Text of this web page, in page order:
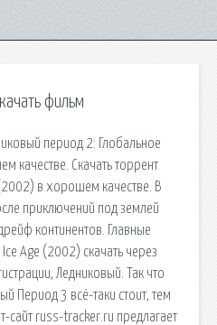
фильм
период 2: Глобальное
качестве. Скачать торрент
в хорошем качестве. В
приключений под землей
континентов. Главные
Age (2002) скачать через
Ледниковый. Так что
Период 3 всё-таки стоит, тем
сайт russ-tracker.ru предлагает